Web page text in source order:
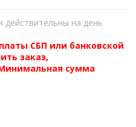
на день
СБП или банковской
заказ,
сумма